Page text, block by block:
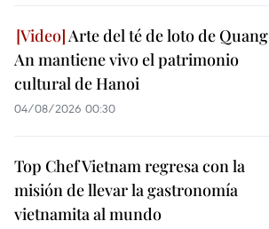
Arte del té de loto de Quang
An mantiene vivo el patrimonio
cultural de Hanoi
04/08/2026 00:30
Top Chef Vietnam regresa con la
misión de llevar la gastronomía
vietnamita al mundo